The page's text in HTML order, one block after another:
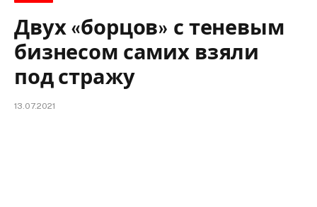
Двух «борцов» с теневым
бизнесом самих взяли
под стражу
13.07.2021